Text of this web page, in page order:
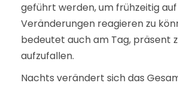
geführt werden, um frühzeitig auf
Veränderungen reagieren zu
bedeutet auch am Tag, präsent
aufzufallen.
Nachts verändert sich das